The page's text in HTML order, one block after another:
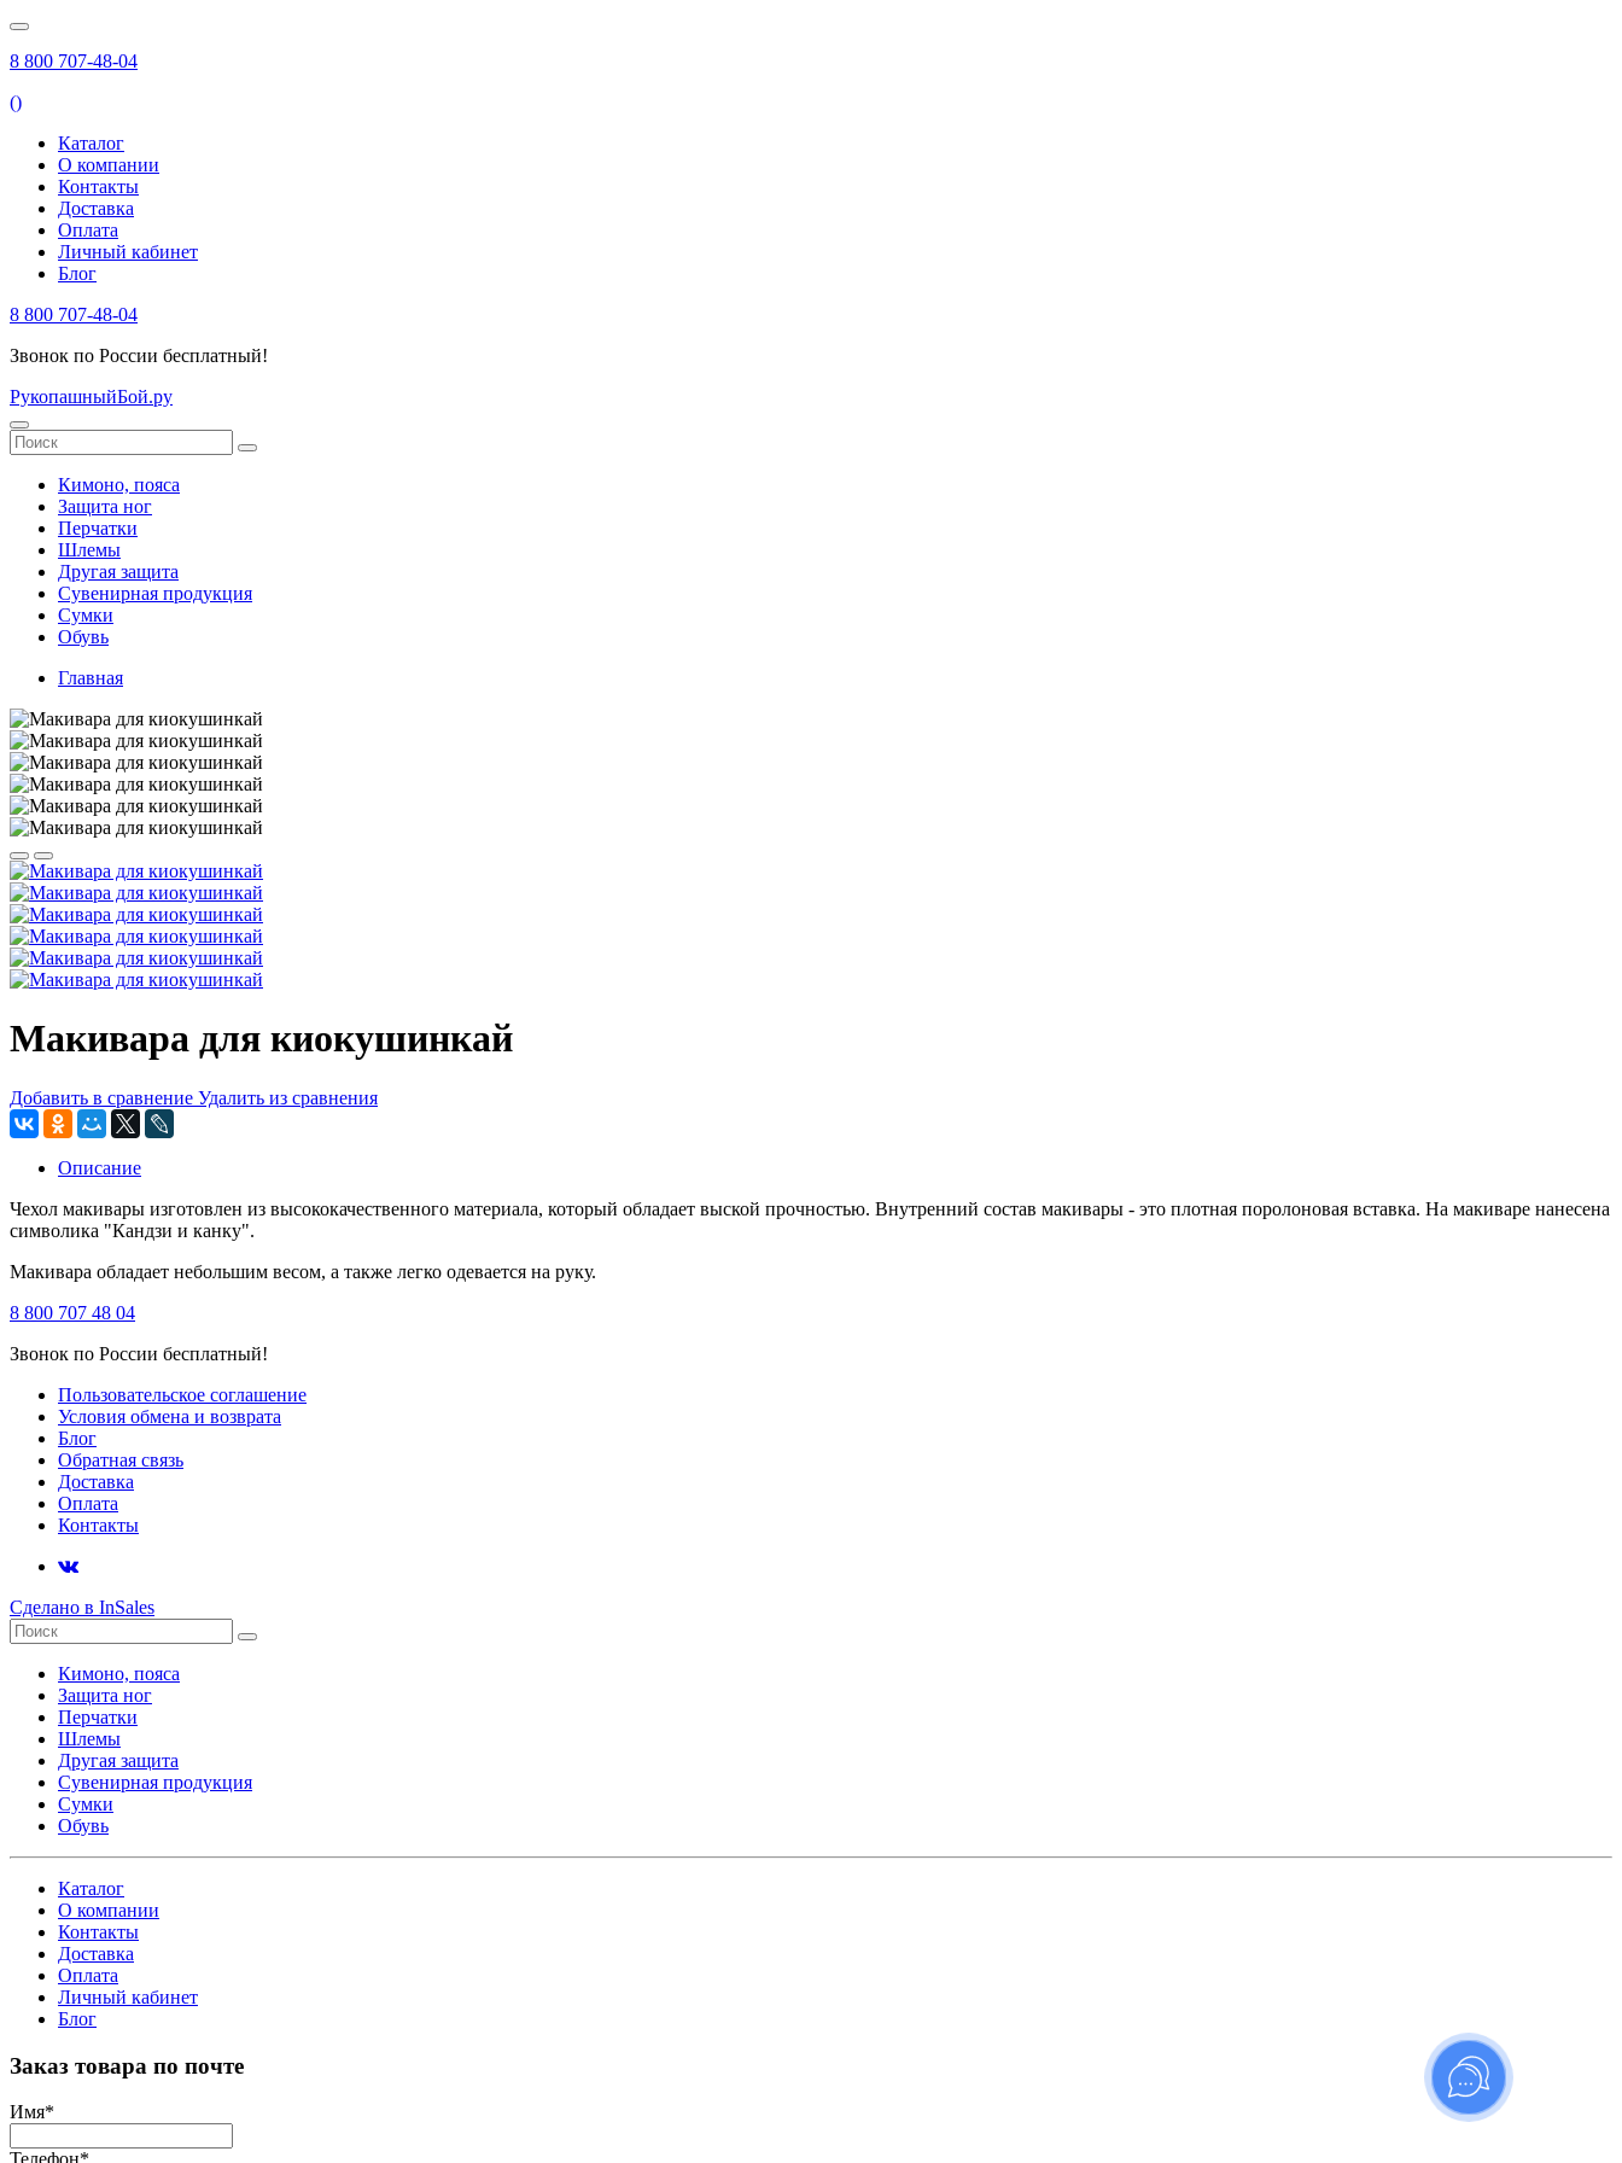
8 800 707-48-04
()
Каталог
О компании
Контакты
Доставка
Оплата
Личный кабинет
Блог
8 800 707-48-04
Звонок по России бесплатный!
РукопашныйБой.ру
Кимоно, пояса
Защита ног
Перчатки
Шлемы
Другая защита
Сувенирная продукция
Сумки
Обувь
Главная
Макивара для киокушинкай
Добавить в сравнение Удалить из сравнения
Описание
Чехол макивары изготовлен из высококачественного материала, который обладает выской прочностью. Внутренний состав макивары - это плотная поролоновая вставка. На макиваре нанесена
символика "Кандзи и канку".
Макивара обладает небольшим весом, а также легко одевается на руку.
8 800 707 48 04
Звонок по России бесплатный!
Пользовательское соглашение
Условия обмена и возврата
Блог
Обратная связь
Доставка
Оплата
Контакты
Сделано в InSales
Кимоно, пояса
Защита ног
Перчатки
Шлемы
Другая защита
Сувенирная продукция
Сумки
Обувь
Каталог
О компании
Контакты
Доставка
Оплата
Личный кабинет
Блог
Заказ товара по почте
Имя*